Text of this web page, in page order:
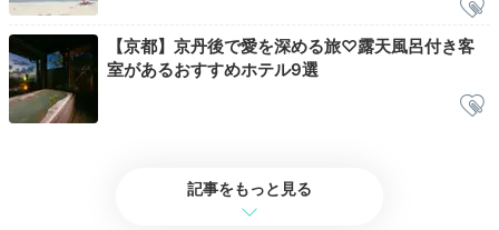
客室の露天風呂からの風景
夜も気兼ねなく温泉をお部屋で楽しめるのがいいとこ
ろ。波の音を聴いて、お酒をいただけるのも客室露天風
呂だからこそ。
【京都】京丹後で愛を深める旅♡露天風呂付き客
室があるおすすめホテル9選
記事をもっと見る